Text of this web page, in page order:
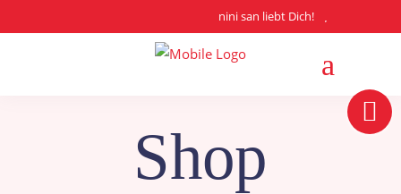
nini san liebt Dich!
Shop